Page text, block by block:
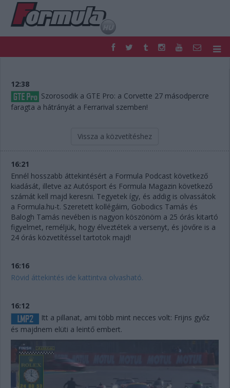
FORMULA
NEMZETKÖZI
HAZAI
RETRO
EGYÉB
TIPPJÁTÉK
12:38
Szorosodik a GTE Pro: a Corvette 27 másodpercre
faragta a hátrányát a Ferrarival szemben!
Vissza a közvetítéshez
16:21
Ennél hosszabb áttekintésért a Formula Podcast következő
kiadását, illetve az Autósport és Formula Magazin következő
számát kell majd keresni. Tegyetek így, és addig is olvassátok
a Formula.hu-t. Szeretett kollégáim, Gobodics Tamás és
Balogh Tamás nevében is nagyon köszönöm a 25 órás kitartó
figyelmet, reméljük, hogy élveztétek a versenyt, és jövőre is a
24 órás közvetítéssel tartotok majd!
16:16
Rövid áttekintés ide kattintva olvasható.
16:12
Itt a pillanat, ami több mint necces volt: Frijns győz
és majdnem elüti a leintő embert.